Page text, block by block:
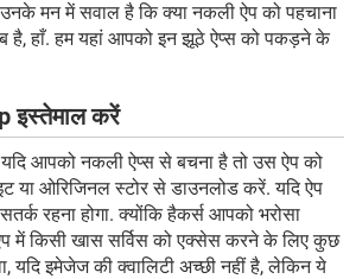
मन में सवाल है कि क्या नकली ऐप को पहचाना
है, हाँ. हम यहां आपको इन झूठे ऐप्स को पकड़ने के
इस्तेमाल करें
आपको नकली ऐप्स से बचना है तो उस ऐप को
या ओरिजिनल स्टोर से डाउनलोड करें. यदि ऐप
रहना होगा. क्योंकि हैकर्स आपको भरोसा
में किसी खास सर्विस को एक्सेस करने के लिए कुछ
यदि इमेजेज की क्वालिटी अच्छी नहीं है, लेकिन ये